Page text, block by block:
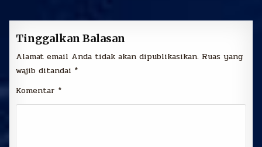
Tinggalkan Balasan
Alamat email Anda tidak akan dipublikasikan. Ruas yang
wajib ditandai *
Komentar *